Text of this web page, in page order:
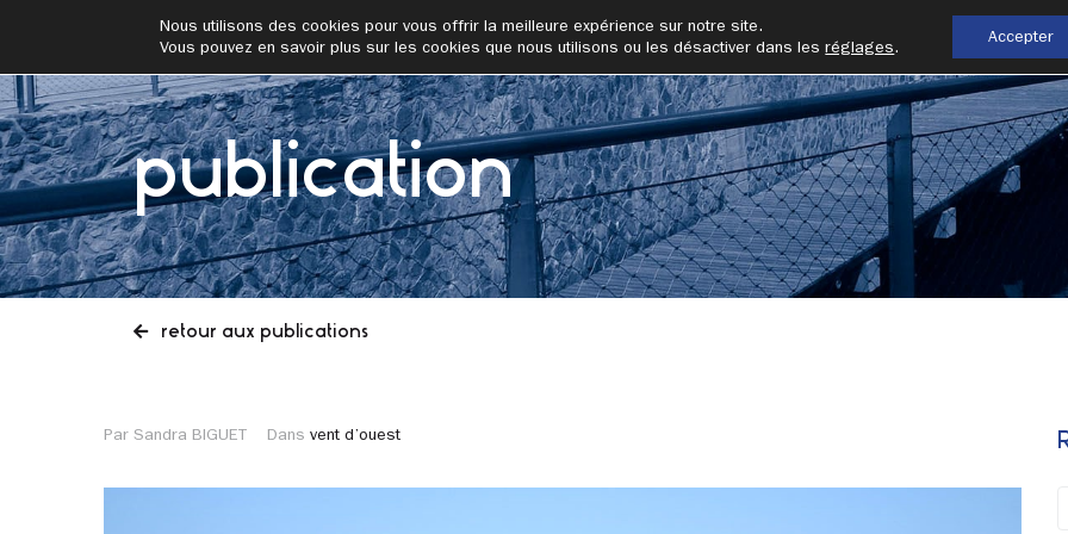
addrn
publication
retour aux publications
Par Sandra BIGUET Dans vent d’ouest
Nous utilisons des cookies pour vous offrir la meilleure expérience sur notre site.
Vous pouvez en savoir plus sur les cookies que nous utilisons ou les désactiver dans lesréglages.
Accepter